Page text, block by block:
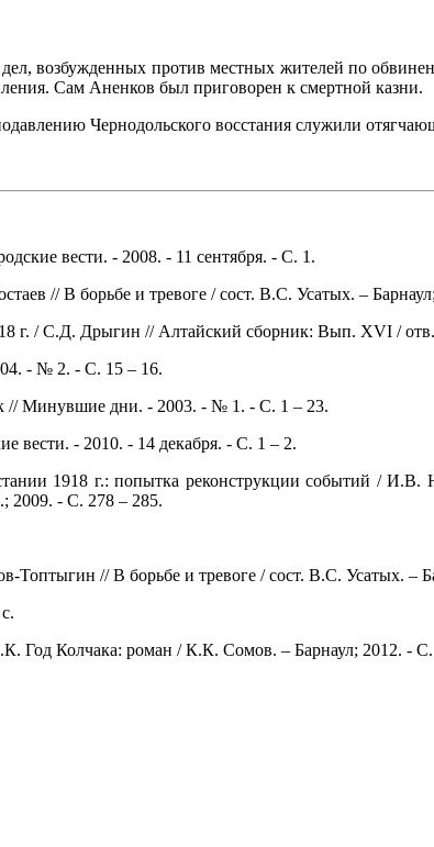
возбужденных против местных жителей по
Сам Аненков был приговорен к смертной казни.
Чернодольского восстания служили
вести. - 2008. - 11 сентября. - С. 1.
// В борьбе и тревоге / сост. В.С. Усатых. –
г. / С.Д. Дрыгин // Алтайский сборник: Вып. XVI /
- № 2. - С. 15 – 16.
// Минувшие дни. - 2003. - № 1. - С. 1 – 23.
вести. - 2010. - 14 декабря. - С. 1 – 2.
1918 г.: попытка реконструкции событий /
2009. - С. 278 – 285.
Топтыгин // В борьбе и тревоге / сост. В.С. Усатых. –
Колчака: роман / К.К. Сомов. – Барнаул; 2012. - С.